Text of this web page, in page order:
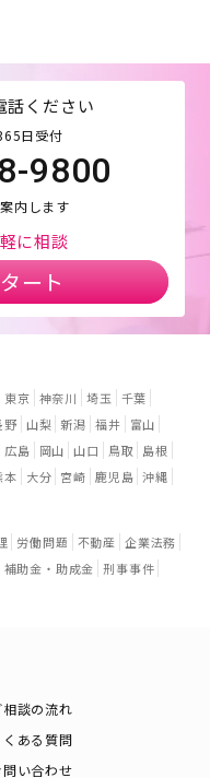
話ください
日受付
9800
内します
に相談
ート
東京 神奈川 埼玉
千葉
野 山梨 新潟 福井
富山
広島 岡山 山口 鳥取
島根
本 大分 宮崎 鹿児島 沖縄
労働問題 不動産 企業法務
補助金・助成金 刑事事件
相談の流れ
くある質問
問い合わせ